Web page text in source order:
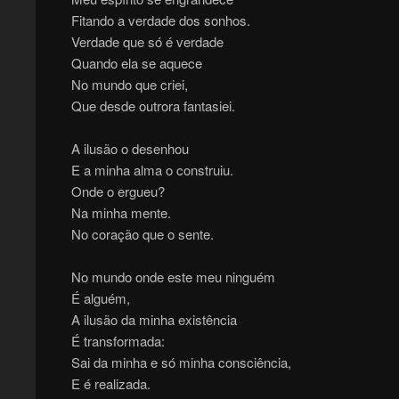
Fitando a verdade dos sonhos.
Verdade que só é verdade
Quando ela se aquece
No mundo que criei,
Que desde outrora fantasiei.
A ilusão o desenhou
E a minha alma o construiu.
Onde o ergueu?
Na minha mente.
No coração que o sente.
No mundo onde este meu ninguém
É alguém,
A ilusão da minha existência
É transformada:
Sai da minha e só minha consciência,
E é realizada.